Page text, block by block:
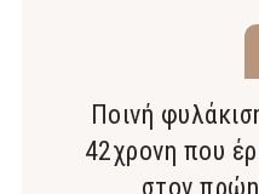
Ποινή
42χρονη που
στον